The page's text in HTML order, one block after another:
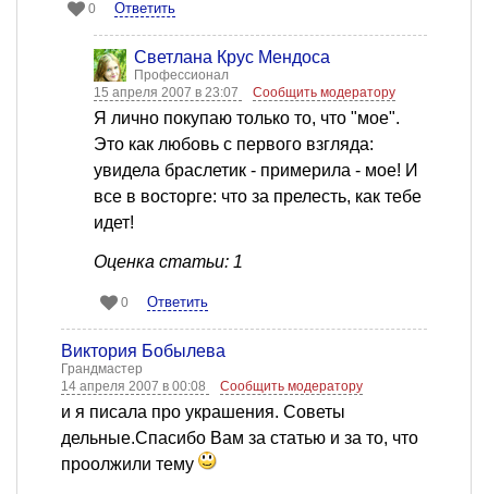
0 Ответить
Светлана Крус Мендоса
Профессионал
15 апреля 2007 в 23:07
Сообщить модератору
Я лично покупаю только то, что "мое".
Это как любовь с первого взгляда:
увидела браслетик - примерила - мое! И
все в восторге: что за прелесть, как тебе
идет!
Оценка статьи: 1
0 Ответить
Виктория Бобылева
Грандмастер
14 апреля 2007 в 00:08
Сообщить модератору
и я писала про украшения. Советы
дельные.Спасибо Вам за статью и за то, что
проолжили тему